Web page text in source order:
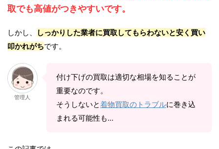
取でも高値がつきやすいです。
しかし、
しっかりした業者に買取してもらわないと安く買い
叩かれがちです。
管理人
付け下げの買取は適切な相場を知ることが
重要なのです。
そうしないと着物買取のトラブルに巻き込
まれる可能性も…